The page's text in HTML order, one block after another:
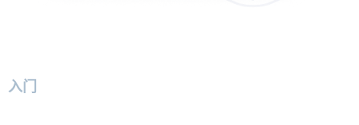
入门